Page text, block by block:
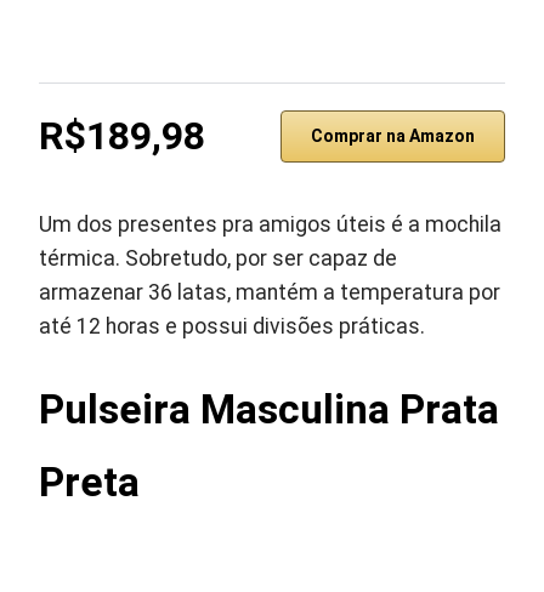
R$189,98 Comprar na Amazon
Um dos presentes pra amigos úteis é a mochila
térmica. Sobretudo, por ser capaz de
armazenar 36 latas, mantém a temperatura por
até 12 horas e possui divisões práticas.
Pulseira Masculina Prata
Preta